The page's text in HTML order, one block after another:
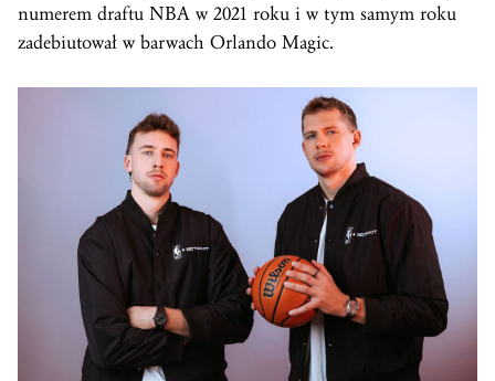
numerem draftu NBA w 2021 roku i w tym samym roku
zadebiutował w barwach Orlando Magic.